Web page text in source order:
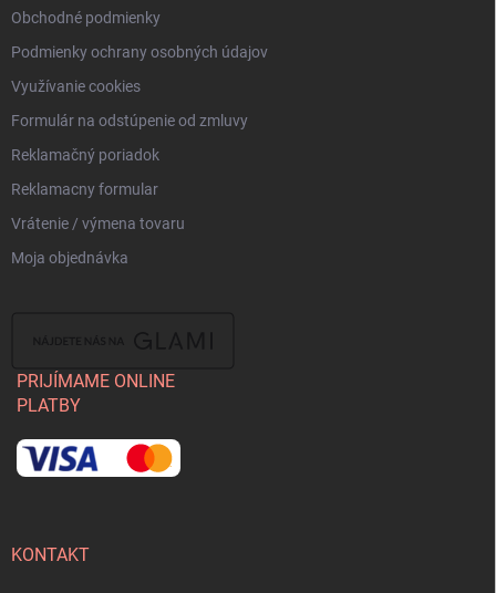
Obchodné podmienky
Podmienky ochrany osobných údajov
Využívanie cookies
Formulár na odstúpenie od zmluvy
Reklamačný poriadok
Reklamacny formular
Vrátenie / výmena tovaru
Moja objednávka
PRIJÍMAME ONLINE
PLATBY
KONTAKT